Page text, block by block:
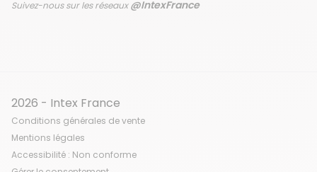
Suivez-nous sur les réseaux@IntexFrance
2026 - Intex France
Conditions générales de vente
Mentions légales
Accessibilité : Non conforme